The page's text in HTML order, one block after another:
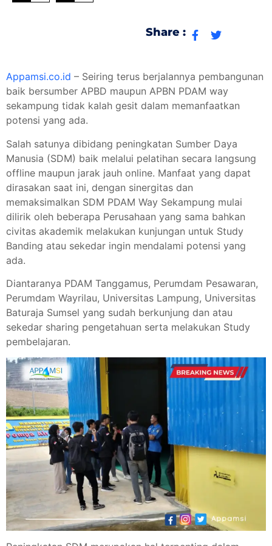
Share :
Appamsi.co.id – Seiring terus berjalannya pembangunan
baik bersumber APBD maupun APBN PDAM way
sekampung tidak kalah gesit dalam memanfaatkan
potensi yang ada.
Salah satunya dibidang peningkatan Sumber Daya
Manusia (SDM) baik melalui pelatihan secara langsung
offline maupun jarak jauh online. Manfaat yang dapat
dirasakan saat ini, dengan sinergitas dan
memaksimalkan SDM PDAM Way Sekampung mulai
dilirik oleh beberapa Perusahaan yang sama bahkan
civitas akademik melakukan kunjungan untuk Study
Banding atau sekedar ingin mendalami potensi yang
ada.
Diantaranya PDAM Tanggamus, Perumdam Pesawaran,
Perumdam Wayrilau, Universitas Lampung, Universitas
Baturaja Sumsel yang sudah berkunjung dan atau
sekedar sharing pengetahuan serta melakukan Study
pembelajaran.